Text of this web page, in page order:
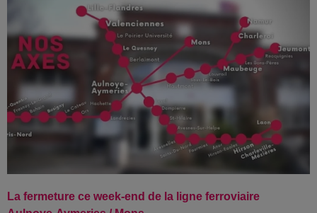
La fermeture ce week-end de la ligne ferroviaire